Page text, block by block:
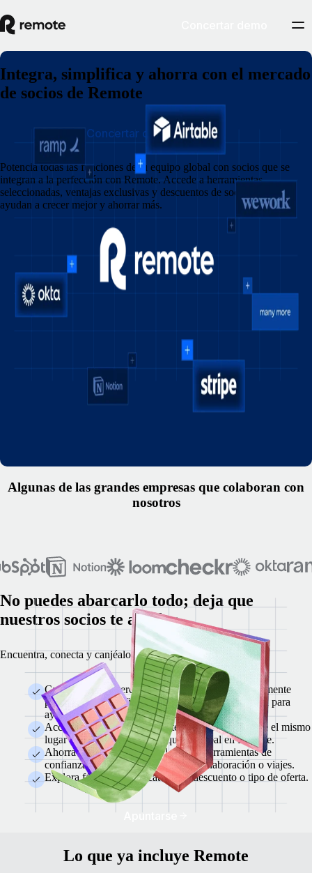
Integra, simplifica y ahorra con el mercado
de socios de Remote
Potencia todas las funciones de tu equipo global con socios que se
integran a la perfección con Remote. Accede a herramientas
seleccionadas, ventajas exclusivas y descuentos de socios que te
ayudan a crecer mejor y ahorrar más.
Concertar demostración
Algunas de las grandes empresas que colaboran con
nosotros
No puedes abarcarlo todo; deja que
nuestros socios te ayuden
Encuentra, conecta y canjéalo todo en un único lugar.
Cada socio del mercado se ha evaluado minuciosamente
para garantizar su fiabilidad, seguridad y capacidad para
ayudar a equipos globales a prosperar.
Accede a las ofertas al instante, directamente desde el mismo
lugar donde gestionas a tu equipo global en Remote.
Ahorra muchísimo dinero al año en herramientas de
confianza para finanzas, RR. HH., colaboración o viajes.
Explora fácilmente por categoría, descuento o tipo de oferta.
Apuntarse
Lo que ya incluye Remote